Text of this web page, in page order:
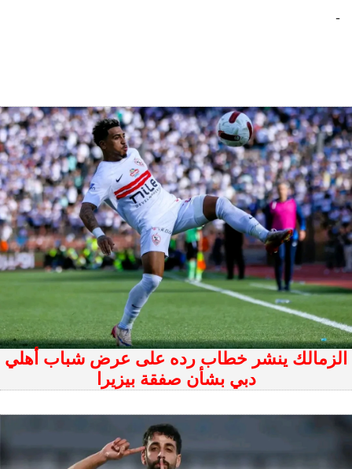
-
الزمالك ينشر خطاب رده على عرض شباب أهلي
دبي بشأن صفقة بيزيرا